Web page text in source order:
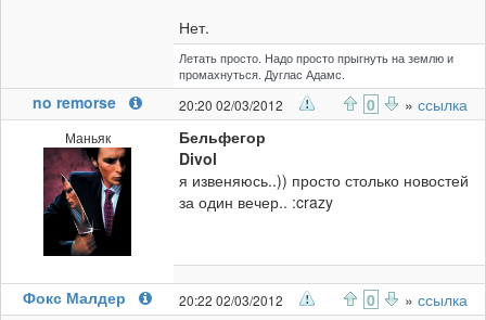
Нет.
Летать просто. Надо просто прыгнуть на землю и
промахнуться. Дуглас Адамс.
no remorse 20:20 02/03/2012 0 » ссылка
Маньяк
Бельфегор
Divol
я извеняюсь..)) просто столько новостей
за один вечер.. :crazy
Фокс Малдер 20:22 02/03/2012 0 » ссылка